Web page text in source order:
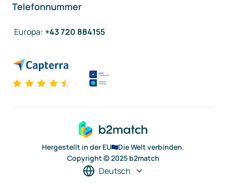
Telefonnummer
Europa: +43 720 884155
Hergestellt in der EU
Die Welt verbinden.
Copyright © 2025 b2match
Deutsch